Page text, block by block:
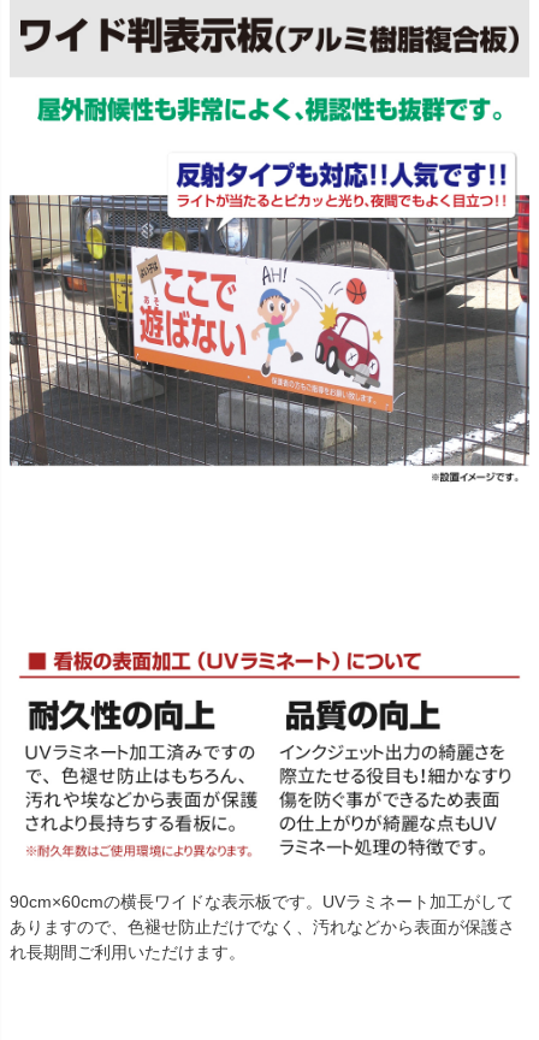
90cm×60cmの横長ワイドな表示板です。UVラミネート加工がして
ありますので、色褪せ防止だけでなく、汚れなどから表面が保護さ
れ長期間ご利用いただけます。